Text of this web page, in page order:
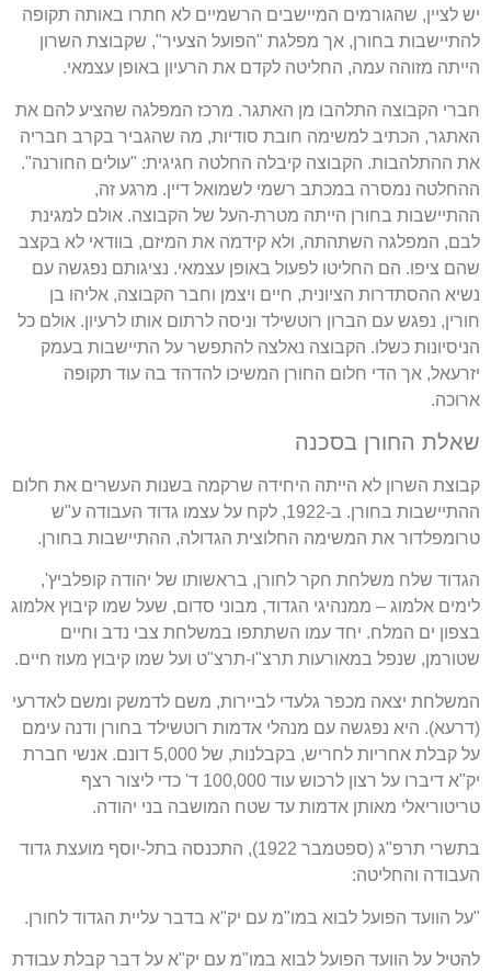
יש לציין, שהגורמים המיישבים הרשמיים לא חתרו באותה תקופה
להתיישבות בחורן, אך מפלגת "הפועל הצעיר", שקבוצת השרון
הייתה מזוהה עמה, החליטה לקדם את הרעיון באופן עצמאי.
חברי הקבוצה התלהבו מן האתגר. מרכז המפלגה שהציע להם את
האתגר, הכתיב למשימה חובת סודיות, מה שהגביר בקרב חבריה
את ההתלהבות. הקבוצה קיבלה החלטה חגיגית: "עולים החורנה".
ההחלטה נמסרה במכתב רשמי לשמואל דיין. מרגע זה,
ההתיישבות בחורן הייתה מטרת-העל של הקבוצה. אולם למגינת
לבם, המפלגה השתהתה, ולא קידמה את המיזם, בוודאי לא בקצב
שהם ציפו. הם החליטו לפעול באופן עצמאי. נציגותם נפגשה עם
נשיא ההסתדרות הציונית, חיים ויצמן וחבר הקבוצה, אליהו בן
חורין, נפגש עם הברון רוטשילד וניסה לרתום אותו לרעיון. אולם כל
הניסיונות כשלו. הקבוצה נאלצה להתפשר על התיישבות בעמק
יזרעאל, אך הדי חלום החורן המשיכו להדהד בה עוד תקופה
ארוכה.
שאלת החורן בסכנה
קבוצת השרון לא הייתה היחידה שרקמה בשנות העשרים את חלום
ההתיישבות בחורן. ב-1922, לקח על עצמו גדוד העבודה ע"ש
טרומפלדור את המשימה החלוצית הגדולה, ההתיישבות בחורן.
הגדוד שלח משלחת חקר לחורן, בראשותו של יהודה קופלביץ',
לימים אלמוג – ממנהיגי הגדוד, מבוני סדום, שעל שמו קיבוץ אלמוג
בצפון ים המלח. יחד עמו השתתפו במשלחת צבי נדב וחיים
שטורמן, שנפל במאורעות תרצ"ו-תרצ"ט ועל שמו קיבוץ מעוז חיים.
המשלחת יצאה מכפר גלעדי לביירות, משם לדמשק ומשם לאדרעי
(דרעא). היא נפגשה עם מנהלי אדמות רוטשילד בחורן ודנה עימם
על קבלת אחריות לחריש, בקבלנות, של 5,000 דונם. אנשי חברת
יק"א דיברו על רצון לרכוש עוד 100,000 ד' כדי ליצור רצף
טריטוריאלי מאותן אדמות עד שטח המושבה בני יהודה.
בתשרי תרפ"ג (ספטמבר 1922), התכנסה בתל-יוסף מועצת גדוד
העבודה והחליטה:
"על הוועד הפועל לבוא במו"מ עם יק"א בדבר עליית הגדוד לחורן.
להטיל על הוועד הפועל לבוא במו"מ עם יק"א על דבר קבלת עבודת